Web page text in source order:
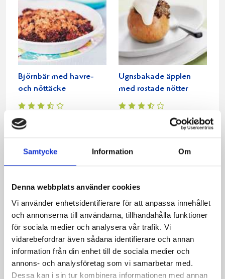
Samtycke Information Om
Denna webbplats använder cookies
Vi använder enhetsidentifierare för att anpassa innehållet
och annonserna till användarna, tillhandahålla funktioner
för sociala medier och analysera vår trafik. Vi
vidarebefordrar även sådana identifierare och annan
information från din enhet till de sociala medier och
annons- och analysföretag som vi samarbetar med.
Dessa kan i sin tur kombinera informationen med annan
Björnbär med havre-
och nöttäcke
Ugnsbakade äpplen
med rostade nötter
Gratinerad crostini med
valnötter och päron
Apelsinglass med rostad
mandel